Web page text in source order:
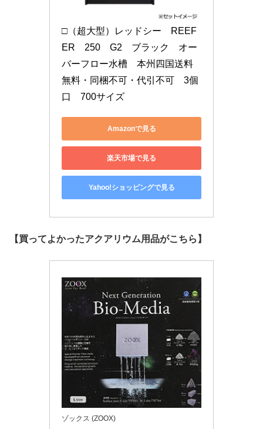
□（超大型）レッドシー　REEF
ER　250　G2　ブラック　オー
バーフロー水槽　本州四国送料
無料・同梱不可・代引不可　3個
口　700サイズ
Amazonで見る
楽天市場で見る
Yahoo!ショッピングで見る
【買ってよかったアクアリウム用品がこちら】
ゾックス (ZOOX)